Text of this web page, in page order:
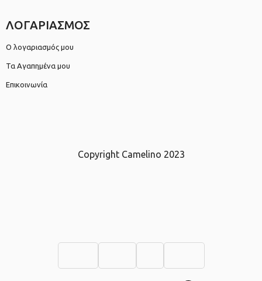
ΛΟΓΑΡΙΑΣΜΟΣ
Ο λογαριασμός μου
Τα Αγαπημένα μου
Επικοινωνία
Copyright Camelino 2023